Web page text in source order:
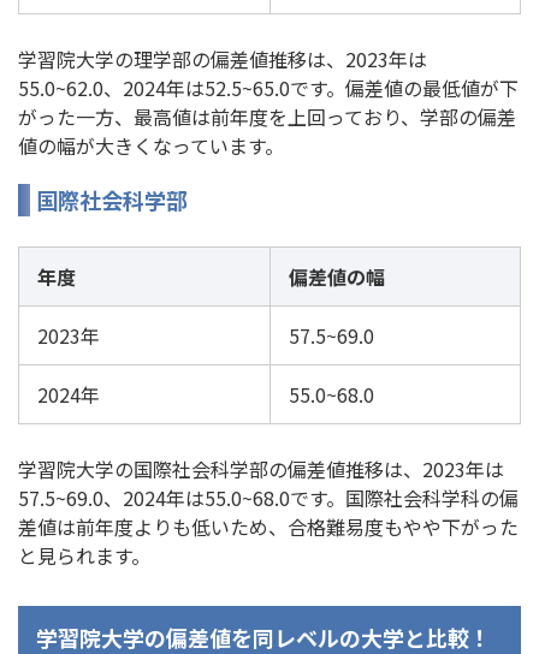
学習院大学の理学部の偏差値推移は、2023年は
55.0~62.0、2024年は52.5~65.0です。偏差値の最低値が下
がった一方、最高値は前年度を上回っており、学部の偏差
値の幅が大きくなっています。
国際社会科学部
年度 偏差値の幅
2023年 57.5~69.0
2024年 55.0~68.0
学習院大学の国際社会科学部の偏差値推移は、2023年は
57.5~69.0、2024年は55.0~68.0です。国際社会科学科の偏
差値は前年度よりも低いため、合格難易度もやや下がった
と見られます。
学習院大学の偏差値を同レベルの大学と比較！